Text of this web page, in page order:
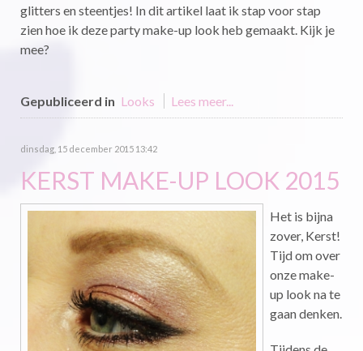
glitters en steentjes! In dit artikel laat ik stap voor stap
zien hoe ik deze party make-up look heb gemaakt. Kijk je
mee?
Gepubliceerd in Looks Lees meer...
dinsdag, 15 december 2015 13:42
KERST MAKE-UP LOOK 2015
Het is bijna
zover, Kerst!
Tijd om over
onze make-
up look na te
gaan denken.